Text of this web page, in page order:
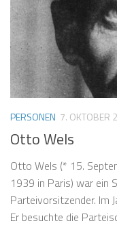
PERSONEN 7. OKTOBER
Otto Wels
Otto Wels (* 15.
1939 in Paris) war ein
Parteivorsitzender. Im
Er besuchte die